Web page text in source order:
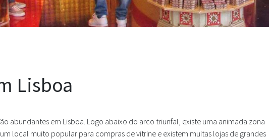
Lisboa
abundantes em Lisboa. Logo abaixo do arco triunfal, existe uma animada zona
local muito popular para compras de vitrine e existem muitas lojas de grandes